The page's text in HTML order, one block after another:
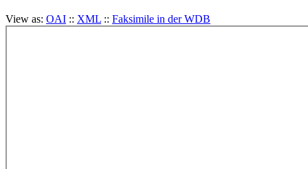
View as: OAI :: XML :: Faksimile in der WDB